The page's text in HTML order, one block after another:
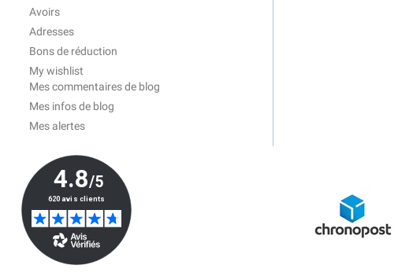
Avoirs
Adresses
Bons de réduction
My wishlist
Mes commentaires de blog
Mes infos de blog
Mes alertes